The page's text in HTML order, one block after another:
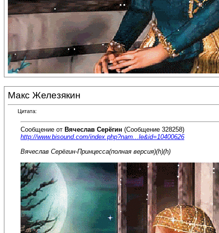
Макс Железякин
Цитата:
Сообщение от Вячеслав Серёгин (Сообщение 328258)
http://www.bisound.com/index.php?nam...le&id=10400626
Вячеслав Серёгин-Принцесса(полная версия)(h)(h)